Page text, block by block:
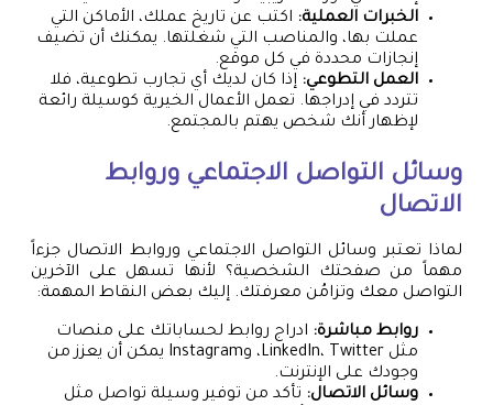
الخبرات العملية: اكتب عن تاريخ عملك، الأماكن التي
عملت بها، والمناصب التي شغلتها. يمكنك أن تضيف
إنجازات محددة في كل موقع.
العمل التطوعي: إذا كان لديك أي تجارب تطوعية، فلا
تتردد في إدراجها. تعمل الأعمال الخيرية كوسيلة رائعة
لإظهار أنك شخص يهتم بالمجتمع.
وسائل التواصل الاجتماعي وروابط
الاتصال
لماذا تعتبر وسائل التواصل الاجتماعي وروابط الاتصال جزءاً
مهماً من صفحتك الشخصية؟ لأنها تسهل على الآخرين
التواصل معك وتزامُن معرفتك. إليك بعض النقاط المهمة:
روابط مباشرة: ادراج روابط لحساباتك على منصات
مثل LinkedIn، Twitter، وInstagram يمكن أن يعزز من
وجودك على الإنترنت.
وسائل الاتصال: تأكد من توفير وسيلة تواصل مثل